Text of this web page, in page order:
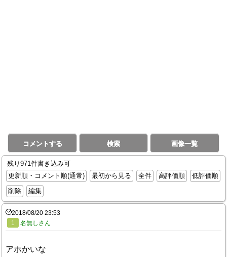
コメントする 検索 画像一覧
残り971件書き込み可
更新順・コメント順(通常)
最初から見る 全件 高評価順
低評価順
削除
編集
2018/08/20 23:53
1
名無しさん
アホかいな